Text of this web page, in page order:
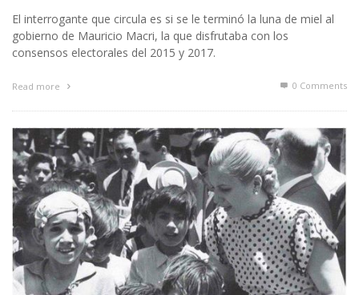
El interrogante que circula es si se le terminó la luna de miel al
gobierno de Mauricio Macri, la que disfrutaba con los
consensos electorales del 2015 y 2017.
Read more 0 Comments